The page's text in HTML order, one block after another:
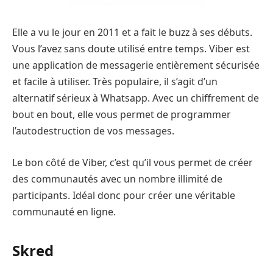
Elle a vu le jour en 2011 et a fait le buzz à ses débuts.
Vous l’avez sans doute utilisé entre temps. Viber est
une application de messagerie entièrement sécurisée
et facile à utiliser. Très populaire, il s’agit d’un
alternatif sérieux à Whatsapp. Avec un chiffrement de
bout en bout, elle vous permet de programmer
l’autodestruction de vos messages.
Le bon côté de Viber, c’est qu’il vous permet de créer
des communautés avec un nombre illimité de
participants. Idéal donc pour créer une véritable
communauté en ligne.
Skred